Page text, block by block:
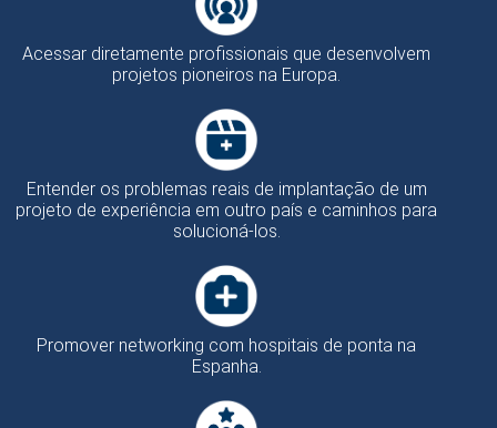
Acessar diretamente profissionais que desenvolvem
projetos pioneiros na Europa.
Entender os problemas reais de implantação de um
projeto de experiência em outro país e caminhos para
solucioná-los.
Promover networking com hospitais de ponta na
Espanha.